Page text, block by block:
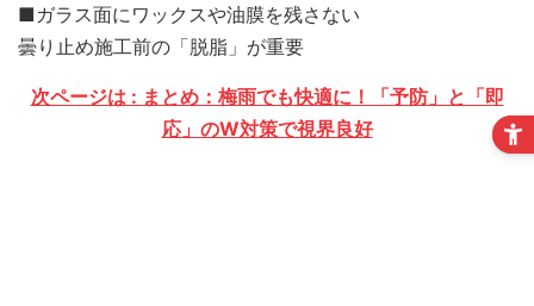
■ガラス面にワックスや油膜を残さない
曇り止め施工前の「脱脂」が重要
次ページは : まとめ：梅雨でも快適に！「予防」と「即
応」のW対策で視界良好